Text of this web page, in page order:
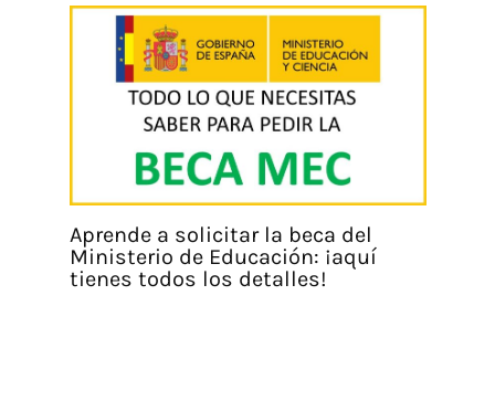
Aprende a solicitar la beca del
Ministerio de Educación: ¡aquí
tienes todos los detalles!